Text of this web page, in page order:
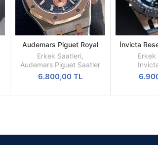
SEPETE
EKLE
Audemars Piguet Royal
Oak Mavi Kadran 41mm
Replika Erkek Kol Saati
Erkek Saatleri,
Audemars Piguet Saatler
6.800,00TL
İnvicta
Kronograf
Kasa
Erkek